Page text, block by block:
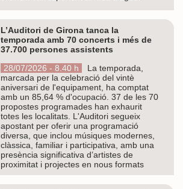
L’Auditori de Girona tanca la
temporada amb 70 concerts i més de
37.700 persones assistents
28/07/2026 - 8.40 h
La temporada,
marcada per la celebració del vintè
aniversari de l'equipament, ha comptat
amb un 85,64 % d'ocupació. 37 de les 70
propostes programades han exhaurit
totes les localitats. L'Auditori segueix
apostant per oferir una programació
diversa, que inclou músiques modernes,
clàssica, familiar i participativa, amb una
presència significativa d’artistes de
proximitat i projectes en nous formats